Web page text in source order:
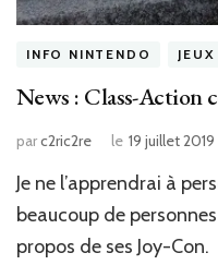
INFO NINTENDO
News : Class-Action
parc2ric2re le 19 juillet 2019
Je ne l’apprendrai à
beaucoup de
propos de ses Joy-Con.